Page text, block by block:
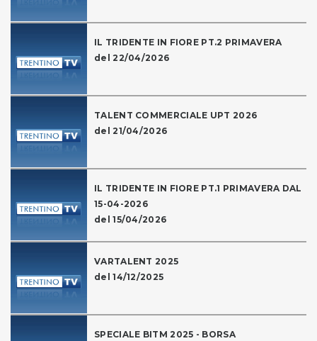
IL TRIDENTE IN FIORE PT.2 PRIMAVERA
del 22/04/2026
TALENT COMMERCIALE UPT 2026
del 21/04/2026
IL TRIDENTE IN FIORE PT.1 PRIMAVERA DAL
15-04-2026
del 15/04/2026
VARTALENT 2025
del 14/12/2025
SPECIALE BITM 2025 - BORSA